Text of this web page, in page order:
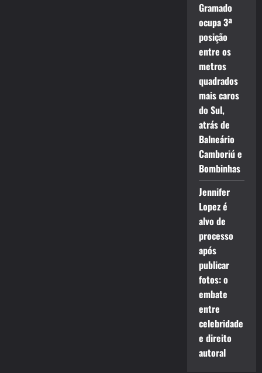
Gramado
ocupa 3ª
posição
entre os
metros
quadrados
mais caros
do Sul,
atrás de
Balneário
Camboriú e
Bombinhas
Jennifer
Lopez é
alvo de
processo
após
publicar
fotos: o
embate
entre
celebridade
e direito
autoral